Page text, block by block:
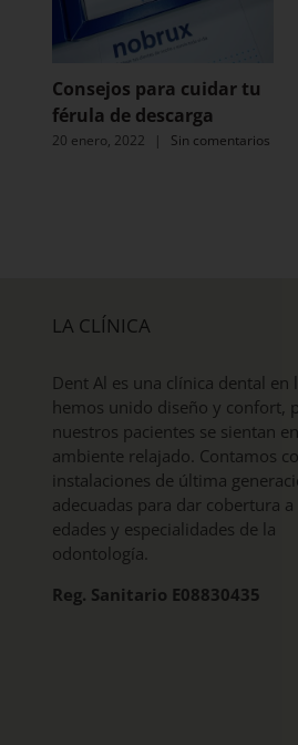
Consejos para cuidar tu
férula de descarga
20 enero, 2022 | Sin comentarios
LA CLÍNICA
Dent Al es una clínica dental en
hemos unido diseño y confort,
nuestros pacientes se sientan
ambiente relajado. Contamos
instalaciones de última
adecuadas para dar cobertura a
edades y especialidades de la
odontología.
Reg. Sanitario E08830435